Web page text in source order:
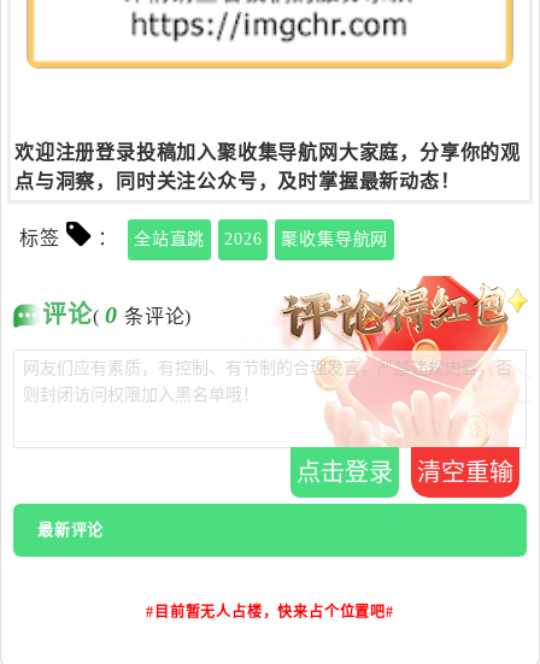
欢迎注册登录投稿加入聚收集导航网大家庭，分享你的观
点与洞察，同时关注公众号，及时掌握最新动态！
标签 ： 全站直跳 2026 聚收集导航网
评论(0 条评论)
点击登录 清空重输
最新评论
#目前暂无人占楼，快来占个位置吧#